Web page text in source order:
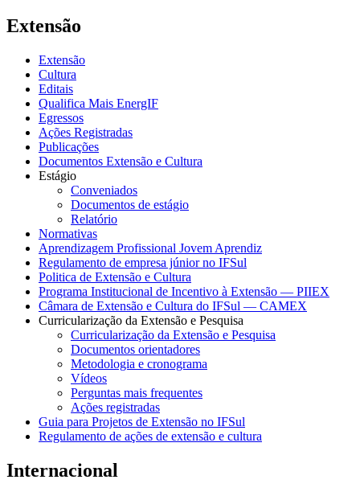
Extensão
Extensão
Cultura
Editais
Qualifica Mais EnergIF
Egressos
Ações Registradas
Publicações
Documentos Extensão e Cultura
Estágio
Conveniados
Documentos de estágio
Relatório
Normativas
Aprendizagem Profissional Jovem Aprendiz
Regulamento de empresa júnior no IFSul
Politica de Extensão e Cultura
Programa Institucional de Incentivo à Extensão — PIIEX
Câmara de Extensão e Cultura do IFSul — CAMEX
Curricularização da Extensão e Pesquisa
Curricularização da Extensão e Pesquisa
Documentos orientadores
Metodologia e cronograma
Vídeos
Perguntas mais frequentes
Ações registradas
Guia para Projetos de Extensão no IFSul
Regulamento de ações de extensão e cultura
Internacional